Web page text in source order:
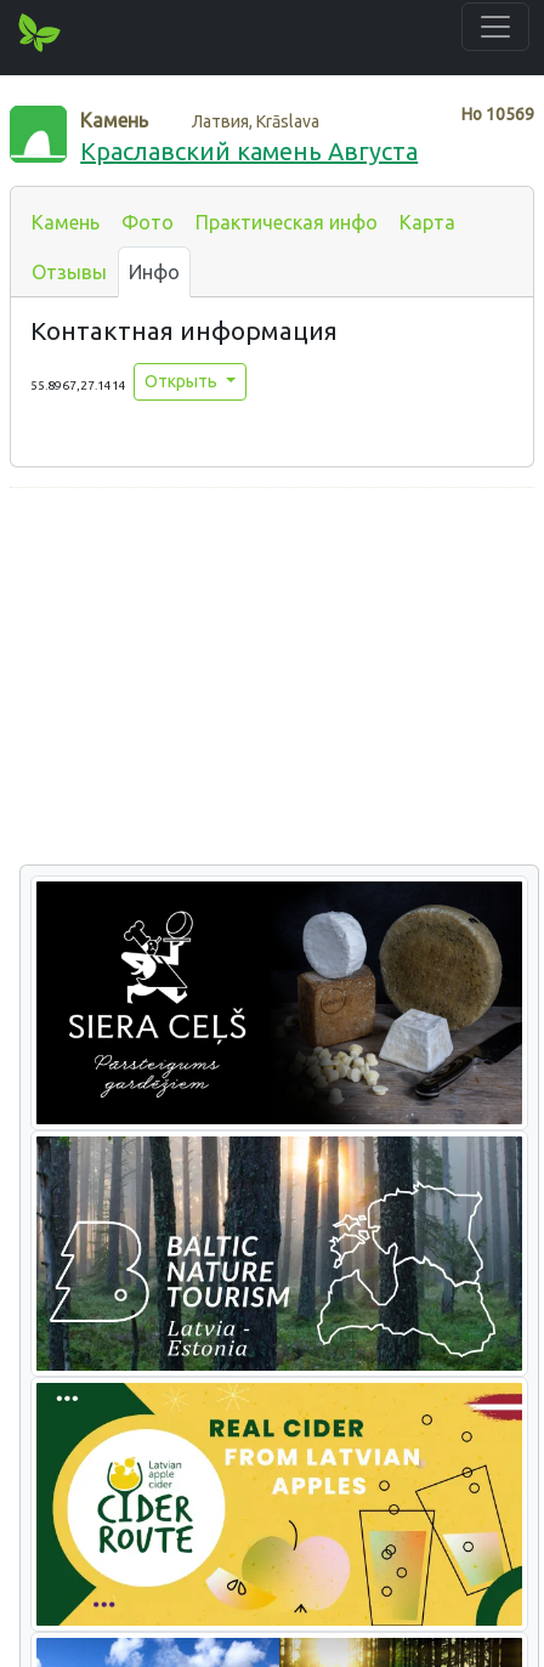
Нo 10569
Камень Латвия, Krāslava
Краславский камень Августа
Камень Фото Практическая инфо Карта
Отзывы Инфо
Контактная информация
55.8967,27.1414 Открыть